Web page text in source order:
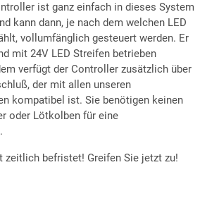
ist ganz einfach in dieses System
kann dann, je nach dem welchen LED
vollumfänglich gesteuert werden. Er
mit 24V LED Streifen betrieben
verfügt der Controller zusätzlich über
der mit allen unseren
kompatibel ist. Sie benötigen keinen
oder Lötkolben für eine
zeitlich befristet! Greifen Sie jetzt zu!